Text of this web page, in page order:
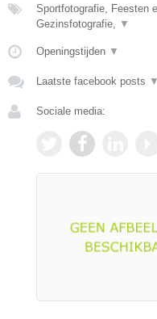
Sportfotografie, Feesten
Gezinsfotografie, ▼
Openingstijden ▼
Laatste facebook posts ▼
Sociale media: